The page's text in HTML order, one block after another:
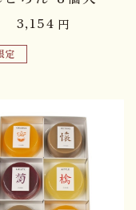
3,154 円
定